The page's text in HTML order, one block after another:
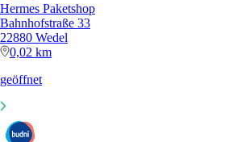
Hermes Paketshop
Bahnhofstraße 33
22880 Wedel
0,02 km
geöffnet